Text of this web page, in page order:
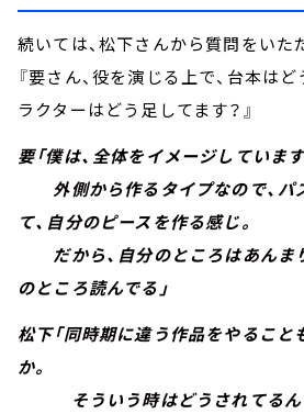
続いては、松下さんから質問をいた
『要さん、役を演じる上で、台本は
ラクターはどう足してます？』
要「僕は、全体をイメージしています
外側から作るタイプなので、パ
て、自分のピースを作る感じ。
だから、自分のところはあんま
のところ読んでる」
松下「同時期に違う作品をやるこ
か。
そういう時はどうされてるん